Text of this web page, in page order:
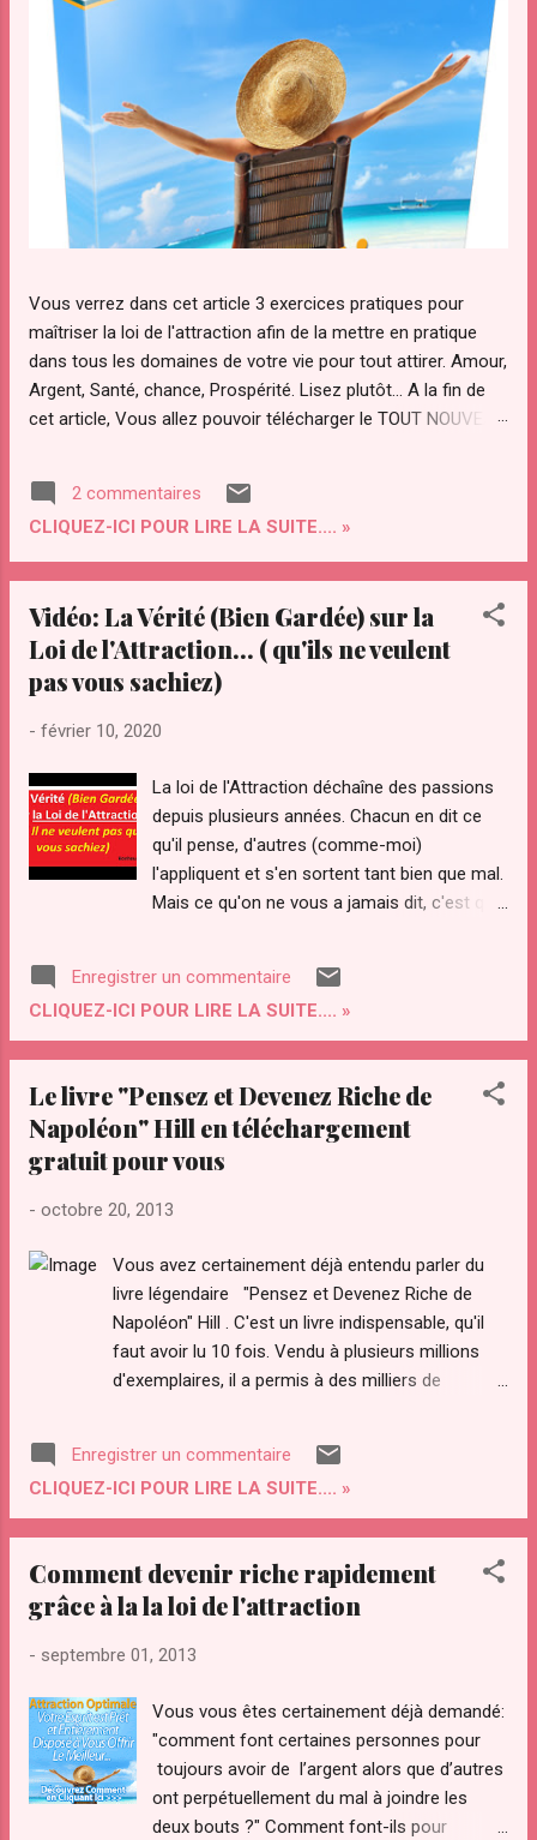
Vous verrez dans cet article 3 exercices pratiques pour
maîtriser la loi de l'attraction afin de la mettre en pratique
dans tous les domaines de votre vie pour tout attirer. Amour,
Argent, Santé, chance, Prospérité. Lisez plutôt... A la fin de
cet article, Vous allez pouvoir télécharger le TOUT NOUVEAU
pouvoir d'attraction afin d'attirer Instantanément TOUT ce
que Vous diésiez dans votre vie. Qu’est ce que "le secret"
de la loi de l’attraction et pourquoi ce regain d’intérêt pour
cette loi ? La loi de l’attraction a de plus en plus d’adeptes.
transmis par les sages à travers les âges. Le secret a été
convoité depuis la nuit des temps par des personnes
éclairées pour maîtriser les lois et le fonctionnement de
compris par certains savants dont Gali...
2 commentaires
CLIQUEZ-ICI POUR LIRE LA SUITE.... »
Vidéo: La Vérité (Bien Gardée) sur la
Loi de l'Attraction... ( qu'ils ne veulent
pas vous sachiez)
- février 10, 2020
La loi de l'Attraction déchaîne des passions
depuis plusieurs années. Chacun en dit ce
qu'il pense, d'autres (comme-moi)
l'appliquent et s'en sortent tant bien que mal.
Mais ce qu'on ne vous a jamais dit, c'est qu'il
pratiquement tout ce qu'on veut ( ou bien
d'échouer) tout ce que l'on veut. Oui oui,
vous pouvez également échouer avec la loi
90% de gens sans le savoir). Dans cette
vidéo, vous allez découvrir le fameux truc...
La Vérité (Bien Gardée) sur la Loi de
vous sachiez) >>> Cliquez-ICI pour
Attraction Optimal" pour maîtriser votre
Pouvoir d'Attraction et attirer TOUT ce que
vous désirez dans votre vie) Merci de
partager cet article sur vos Réseaux Sociaux
et Merci de me...
Enregistrer un commentaire
CLIQUEZ-ICI POUR LIRE LA SUITE.... »
Le livre "Pensez et Devenez Riche de
Napoléon" Hill en téléchargement
gratuit pour vous
- octobre 20, 2013
Vous avez certainement déjà entendu parler du
livre légendaire "Pensez et Devenez Riche de
Napoléon" Hill . C'est un livre indispensable, qu'il
faut avoir lu 10 fois. Vendu à plusieurs millions
d'exemplaires, il a permis à des milliers de
livre sont en grande partie basés sur la loi de
l'attraction et la puissance de la pensée positive .
Ce livre rejoint aujourd'hui, à l'instant ou j'écris ces
d’épanouissement personnel du Club Positif
pour que vous puissiez le télécharger, le lire ou le
Enregistrer un commentaire
CLIQUEZ-ICI POUR LIRE LA SUITE.... »
Comment devenir riche rapidement
grâce à la la loi de l'attraction
- septembre 01, 2013
Vous vous êtes certainement déjà demandé:
"comment font certaines personnes pour
toujours avoir de l’argent alors que d’autres
ont perpétuellement du mal à joindre les
deux bouts ?" Comment font-ils pour